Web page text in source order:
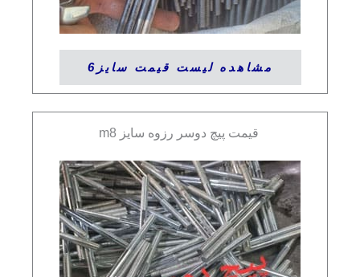
مشاهده لیست قیمت سایز6
قیمت پیچ دوسر رزوه سایز m8